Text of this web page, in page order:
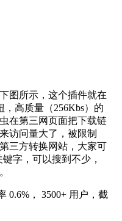
图所示，这个插件就在
，高质量（256Kbs）的
在第三网页面把下载链
访问量大了，被限制
三方转换网站，大家可
键字，可以搜到不少，
0.6%， 3500+ 用户，截